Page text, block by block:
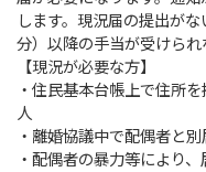
します。現況届の提出が
分）以降の手当が受けられ
【現況が必要な方】
・住民基本台帳上で住所
人
・離婚協議中で配偶者と
・配偶者の暴力等により